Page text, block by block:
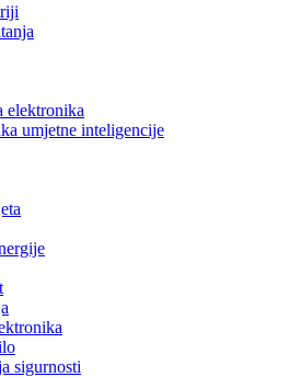
elektronika
umjetne inteligencije
sigurnosti